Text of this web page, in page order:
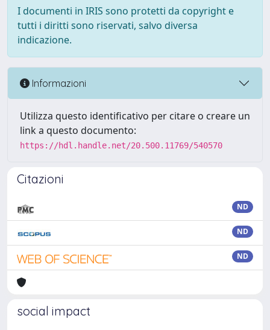
I documenti in IRIS sono protetti da copyright e
tutti i diritti sono riservati, salvo diversa
indicazione.
Informazioni
Utilizza questo identificativo per citare o creare un
link a questo documento:
https://hdl.handle.net/20.500.11769/540570
Citazioni
ND
ND
ND
social impact